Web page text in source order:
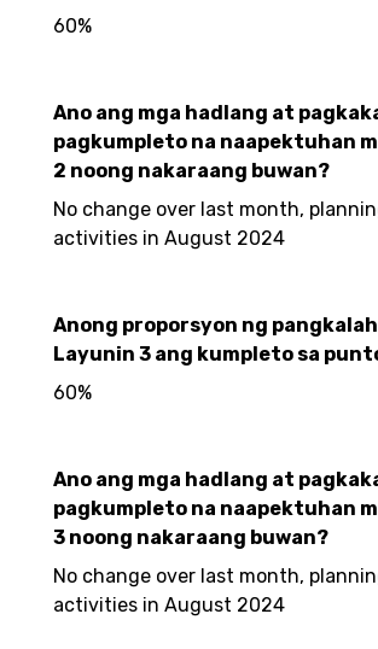
60%
Ano ang mga hadlang at
pagkumpleto na naapektuhan
2 noong nakaraang buwan?
No change over last month,
activities in August 2024
Anong proporsyon ng
Layunin 3 ang kumpleto sa
60%
Ano ang mga hadlang at
pagkumpleto na naapektuhan
3 noong nakaraang buwan?
No change over last month,
activities in August 2024